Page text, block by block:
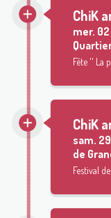
ChiK
mer.
Fête '' La
ChiK
sam.
de
Festival